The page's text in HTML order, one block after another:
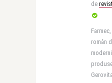
de
român